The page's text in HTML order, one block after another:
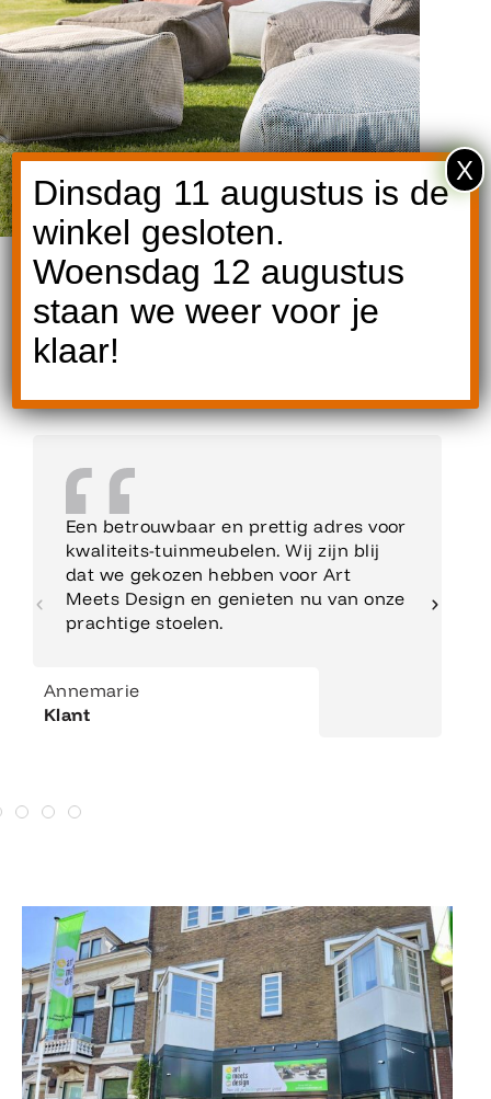
Een betrouwbaar en prettig adres voor
kwaliteits-tuinmeubelen. Wij zijn blij
dat we gekozen hebben voor Art
Meets Design en genieten nu van onze
prachtige stoelen.
Annemarie
Klant
Dinsdag 11 augustus is de
winkel gesloten.
Woensdag 12 augustus
staan we weer voor je
klaar!
X